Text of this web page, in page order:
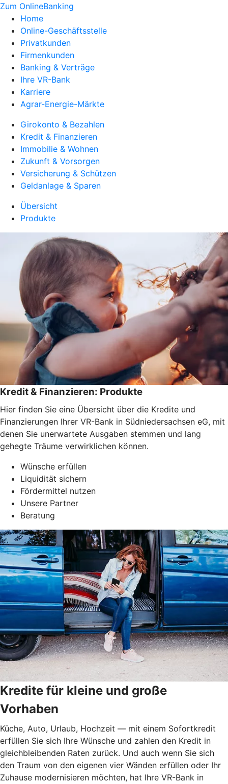
Zum OnlineBanking
Home
Online-Geschäftsstelle
Privatkunden
Firmenkunden
Banking & Verträge
Ihre VR-Bank
Karriere
Agrar-Energie-Märkte
Girokonto & Bezahlen
Kredit & Finanzieren
Immobilie & Wohnen
Zukunft & Vorsorgen
Versicherung & Schützen
Geldanlage & Sparen
Übersicht
Produkte
Kredit & Finanzieren: Produkte
Hier finden Sie eine Übersicht über die Kredite und
Finanzierungen Ihrer VR-Bank in Südniedersachsen eG, mit
denen Sie unerwartete Ausgaben stemmen und lang
gehegte Träume verwirklichen können.
Wünsche erfüllen
Liquidität sichern
Fördermittel nutzen
Unsere Partner
Beratung
Kredite für kleine und große
Vorhaben
Küche, Auto, Urlaub, Hochzeit — mit einem Sofortkredit
erfüllen Sie sich Ihre Wünsche und zahlen den Kredit in
gleichbleibenden Raten zurück. Und auch wenn Sie sich
den Traum von den eigenen vier Wänden erfüllen oder Ihr
Zuhause modernisieren möchten, hat Ihre VR-Bank in